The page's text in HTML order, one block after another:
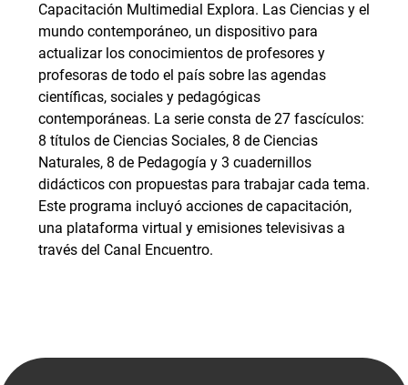
Capacitación Multimedial Explora. Las Ciencias y el
mundo contemporáneo, un dispositivo para
actualizar los conocimientos de profesores y
profesoras de todo el país sobre las agendas
científicas, sociales y pedagógicas
contemporáneas. La serie consta de 27 fascículos:
8 títulos de Ciencias Sociales, 8 de Ciencias
Naturales, 8 de Pedagogía y 3 cuadernillos
didácticos con propuestas para trabajar cada tema.
Este programa incluyó acciones de capacitación,
una plataforma virtual y emisiones televisivas a
través del Canal Encuentro.